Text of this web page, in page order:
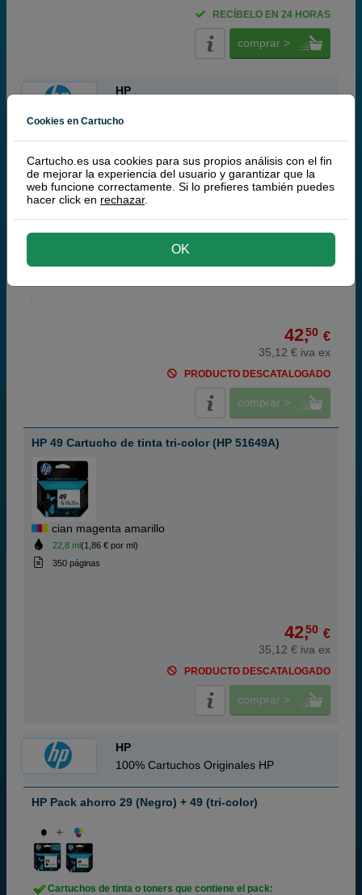
RECÍBELO EN 24 HORAS
comprar >
HP
HP 29 Cartucho de tinta negro (HP 51629A)
black
650 páginas
42,50 €
35,12 € iva ex
PRODUCTO DESCATALOGADO
comprar >
HP 49 Cartucho de tinta tri-color (HP 51649A)
cian magenta amarillo
22,8 ml(1,86 € por ml)
350 páginas
42,50 €
35,12 € iva ex
PRODUCTO DESCATALOGADO
comprar >
HP
100% Cartuchos Originales HP
HP Pack ahorro 29 (Negro) + 49 (tri-color)
Cartuchos de tinta o toners que contiene el pack:
Cookies en Cartucho
Cartucho.es usa cookies para sus propios análisis con el fin
de mejorar la experiencia del usuario y garantizar que la
web funcione correctamente. Si lo prefieres también puedes
hacer click en rechazar.
OK